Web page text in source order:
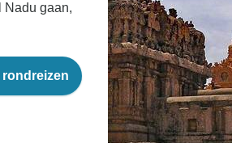
Nadu gaan,
rondreizen